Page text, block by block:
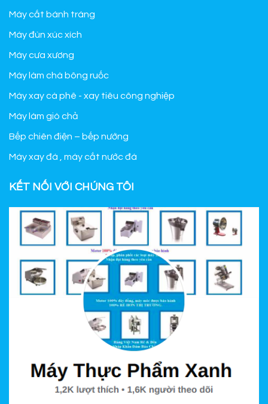
Máy cắt bánh tráng
Máy đùn xúc xích
Máy cưa xương
Máy làm chà bông ruốc
Máy xay cà phê - xay tiêu công nghiệp
Máy làm giò chả
Bếp chiên điện – bếp nướng
Máy xay đá , máy cắt nước đá
KẾT NỐI VỚI CHÚNG TÔI